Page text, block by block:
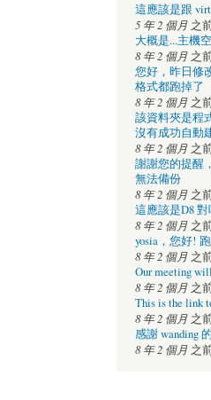
這應該是跟
5 年 2 個月之
大概是...主機
8 年 2 個月之
您好，昨日修
格式都跑掉了
8 年 2 個月之
該資料夾是程
沒有成功自動
8 年 2 個月之
謝謝您的提醒
無法備份
8 年 2 個月之
這應該是D8 對
8 年 2 個月之
yosia，您好!
8 年 2 個月之
Our meeting
8 年 2 個月之
This is the link
8 年 2 個月之
感謝 wanding
8 年 2 個月之